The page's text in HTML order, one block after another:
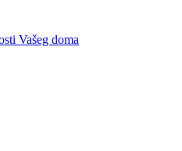
Vašeg doma